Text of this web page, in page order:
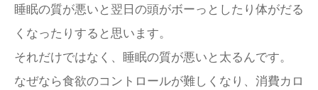
睡眠の質が悪いと翌日の頭がボーっとしたり体がだる
くなったりすると思います。
それだけではなく、睡眠の質が悪いと太るんです。
なぜなら食欲のコントロールが難しくなり、消費カロ